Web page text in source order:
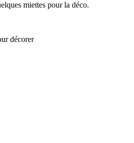
miettes pour la déco.
décorer